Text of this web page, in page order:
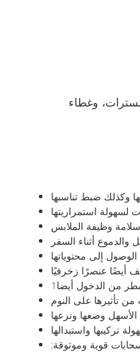
وغطاء
وكذلك ضبط تناسبها
لسهولة استمراريتها
وظيفة الملابس
أثناء السفر
أيضًا عنصرًا زخرفيًا
تأثيرها على النوم
وضعها ونزعها
تركيبها واستبدالها
قوية وموثوقة